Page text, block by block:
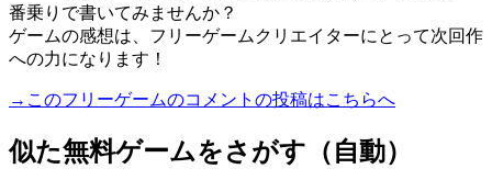
番乗りで書いてみませんか？
ゲームの感想は、フリーゲームクリエイターにとって次回作
への力になります！
→このフリーゲームのコメントの投稿はこちらへ
似た無料ゲームをさがす（自動）